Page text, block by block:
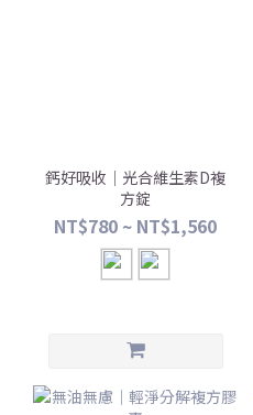
鈣好吸收｜光合維生素D複
方錠
NT$780 ~ NT$1,560